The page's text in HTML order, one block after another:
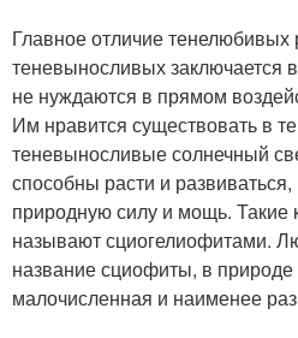
Главное отличие тенелюбивых
теневыносливых заключается
не нуждаются в прямом
Им нравится существовать в
теневыносливые солнечный
способны расти и
природную силу и мощь. Такие
называют сциогелиофитами.
название сциофиты, в
малочисленная и наименее